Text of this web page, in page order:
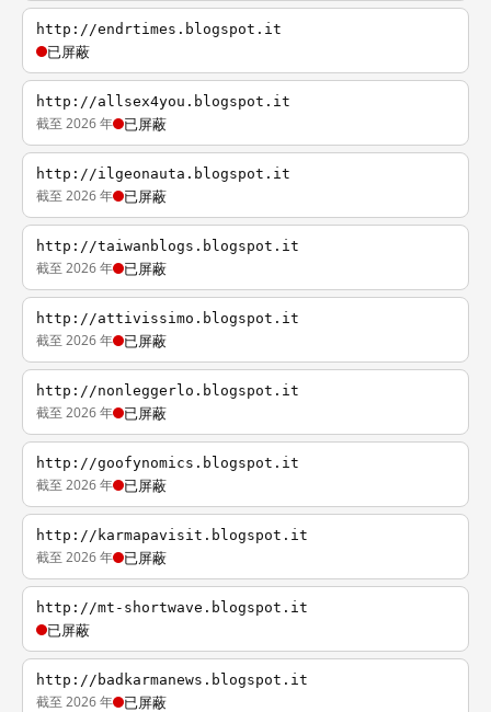
http://endrtimes.blogspot.it
已屏蔽
http://allsex4you.blogspot.it
截至 2026 年 已屏蔽
http://ilgeonauta.blogspot.it
截至 2026 年 已屏蔽
http://taiwanblogs.blogspot.it
截至 2026 年 已屏蔽
http://attivissimo.blogspot.it
截至 2026 年 已屏蔽
http://nonleggerlo.blogspot.it
截至 2026 年 已屏蔽
http://goofynomics.blogspot.it
截至 2026 年 已屏蔽
http://karmapavisit.blogspot.it
截至 2026 年 已屏蔽
http://mt-shortwave.blogspot.it
已屏蔽
http://badkarmanews.blogspot.it
截至 2026 年 已屏蔽